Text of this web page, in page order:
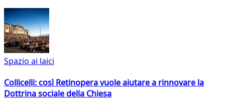
Spazio ai laici
Collicelli: così Retinopera vuole aiutare a rinnovare la
Dottrina sociale della Chiesa